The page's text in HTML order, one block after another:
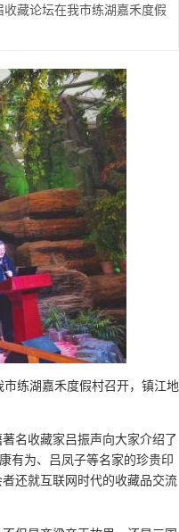
藏论坛在我市练湖嘉禾度假
练湖嘉禾度假村召开，镇江地
名收藏家吕振声向大家介绍了
有为、吕凤子等名家的珍贵印
还就互联网时代的收藏品交流